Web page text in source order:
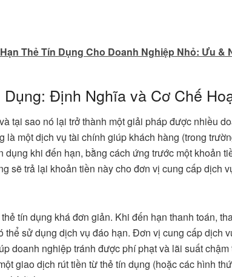
Thẻ Tín Dụng Cho Doanh Nghiệp Nhỏ: Ưu &
Định Nghĩa và Cơ Chế
tại sao nó lại trở thành một giải pháp được nhiều
là một dịch vụ tài chính giúp khách hàng (trong
dụng khi đến hạn, bằng cách ứng trước một khoản
sẽ trả lại khoản tiền này cho đơn vị cung cấp dịch
tín dụng khá đơn giản. Khi đến hạn thanh toán,
thể sử dụng dịch vụ đáo hạn. Đơn vị cung cấp dịch
doanh nghiệp tránh được phí phạt và lãi suất chậm
giao dịch rút tiền từ thẻ tín dụng (hoặc các hình